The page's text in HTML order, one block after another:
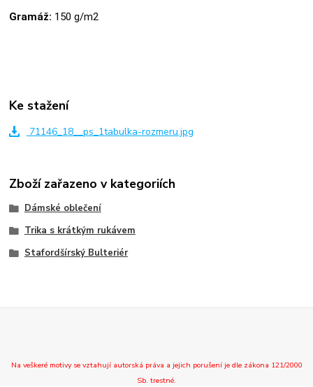
Gramáž: 150 g/m2
Ke stažení
71146_18__ps_1tabulka-rozmeru.jpg
Zboží zařazeno v kategoriích
Dámské oblečení
Trika s krátkým rukávem
Stafordšírský Bulteriér
Na veškeré motivy se vztahují autorská práva a jejich porušení je dle zákona 121/2000
Sb. trestné.